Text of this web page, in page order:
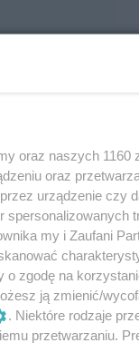
oraz naszych
oraz
urządzenie czy
my i Zaufani
zgodę na
ją zmienić/
. Niektóre rodzaje
przetwarzaniu.